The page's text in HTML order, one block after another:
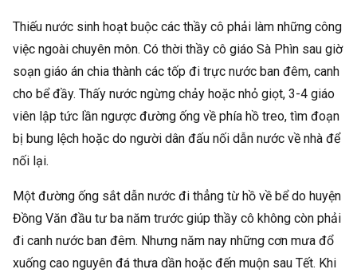
Thiếu nước sinh hoạt buộc các thầy cô phải làm những công
việc ngoài chuyên môn. Có thời thầy cô giáo Sà Phìn sau giờ
soạn giáo án chia thành các tốp đi trực nước ban đêm, canh
cho bể đầy. Thấy nước ngừng chảy hoặc nhỏ giọt, 3-4 giáo
viên lập tức lần ngược đường ống về phía hồ treo, tìm đoạn
bị bung lệch hoặc do người dân đấu nối dẫn nước về nhà để
nối lại.
Một đường ống sắt dẫn nước đi thẳng từ hồ về bể do huyện
Đồng Văn đầu tư ba năm trước giúp thầy cô không còn phải
đi canh nước ban đêm. Nhưng năm nay những cơn mưa đổ
xuống cao nguyên đá thưa dần hoặc đến muộn sau Tết. Khi